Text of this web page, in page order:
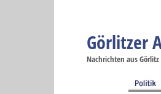
Görlitzer
Nachrichten aus